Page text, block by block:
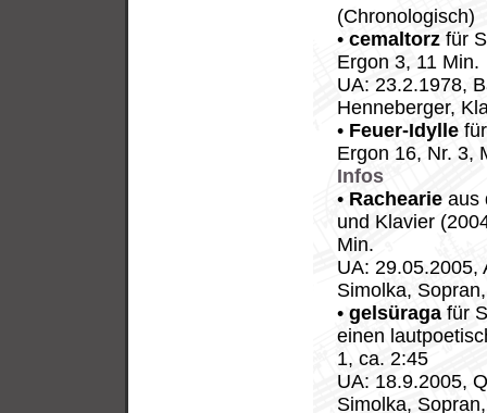
(Chronologisch)
•cemaltorz für
Ergon 3, 11 Min.
UA: 23.2.1978,
Henneberger,
• Feuer-Idylle
Ergon 16, Nr. 3,
Infos
• Rachearie aus
und Klavier
Min.
UA: 29.05.2005,
Simolka,
•gelsüragafür
einen
1, ca. 2:45
UA: 18.9.2005,
Simolka,